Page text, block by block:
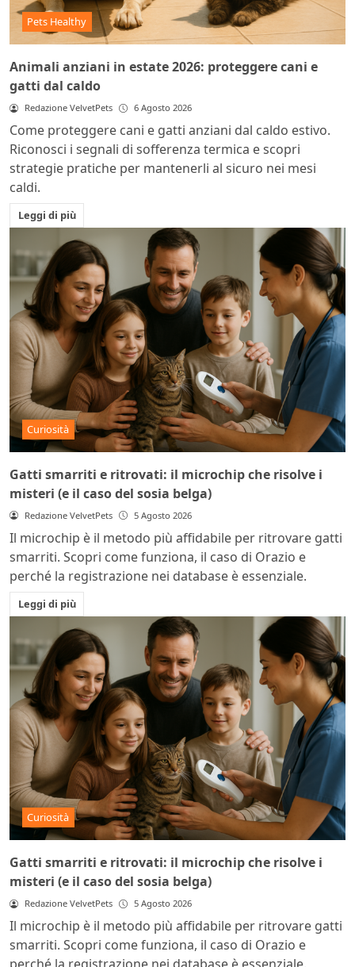
Pets Healthy
Animali anziani in estate 2026: proteggere cani e
gatti dal caldo
Redazione VelvetPets 6 Agosto 2026
Come proteggere cani e gatti anziani dal caldo estivo.
Riconosci i segnali di sofferenza termica e scopri
strategie pratiche per mantenerli al sicuro nei mesi
caldi.
Leggi di più
Curiosità
Gatti smarriti e ritrovati: il microchip che risolve i
misteri (e il caso del sosia belga)
Redazione VelvetPets 5 Agosto 2026
Il microchip è il metodo più affidabile per ritrovare gatti
smarriti. Scopri come funziona, il caso di Orazio e
perché la registrazione nei database è essenziale.
Leggi di più
Curiosità
Gatti smarriti e ritrovati: il microchip che risolve i
misteri (e il caso del sosia belga)
Redazione VelvetPets 5 Agosto 2026
Il microchip è il metodo più affidabile per ritrovare gatti
smarriti. Scopri come funziona, il caso di Orazio e